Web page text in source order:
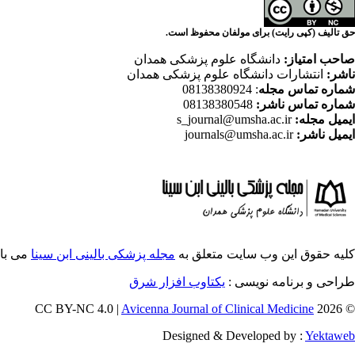
حق تالیف (کپی رایت) برای مولفان محفوظ است.
صاحب امتیاز: دانشگاه علوم پزشکی همدان
ناشر: انتشارات دانشگاه علوم پزشکی همدان
شماره تماس مجله: 08138380924
شماره تماس ناشر:
ایمیل مجله: s_journal@umsha.ac.ir
ایمیل ناشر: journals@umsha.ac.ir
کلیه حقوق این وب سایت متعلق به مجله پزشکی بالینی ابن سینا می
طراحی و برنامه نویسی : یکتاوب افزار شرق
© 2026 CC BY-NC 4.0 |
Avicenna Journal of Clinical Medicine
Designed & Developed by : Yektaweb